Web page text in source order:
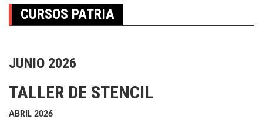
CURSOS PATRIA
JUNIO 2026
TALLER DE STENCIL
ABRIL 2026